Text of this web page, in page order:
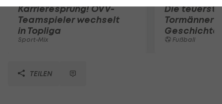
Karrieresprung! ÖVV-
Teamspieler wechselt
in Topliga
Sport-Mix
Die
Tormänner
Geschichte
Fußball
TEILEN